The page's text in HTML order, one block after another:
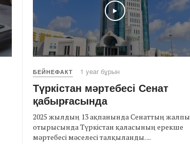
Play
БЕЙНЕФАКТ 1 year бұрын
Түркістан мәртебесі Сенат
қабырғасында
2025 жылдың 13 ақпанында Сенаттың жалпы
отырысында Түркістан қаласының ерекше
мәртебесі мәселесі талқыланды. ...